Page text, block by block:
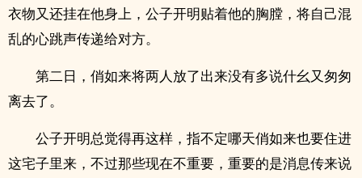
衣物又还挂在他身上，公子开明贴着他的胸膛，将自己混
乱的心跳声传递给对方。
第二日，俏如来将两人放了出来没有多说什幺又匆匆
离去了。
公子开明总觉得再这样，指不定哪天俏如来也要住进
这宅子里来，不过那些现在不重要，重要的是消息传来说